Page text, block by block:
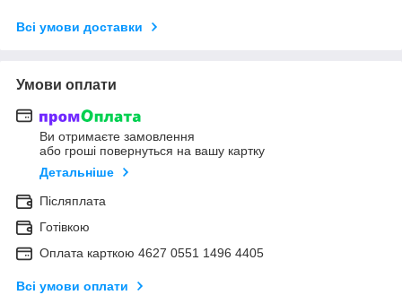
Всі умови доставки
Умови оплати
Ви отримаєте замовлення
або гроші повернуться на вашу картку
Детальніше
Післяплата
Готівкою
Оплата карткою 4627 0551 1496 4405
Всі умови оплати